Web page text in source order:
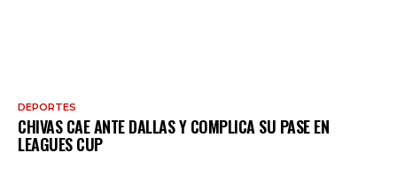
DEPORTES
CHIVAS CAE ANTE DALLAS Y COMPLICA SU PASE EN
LEAGUES CUP